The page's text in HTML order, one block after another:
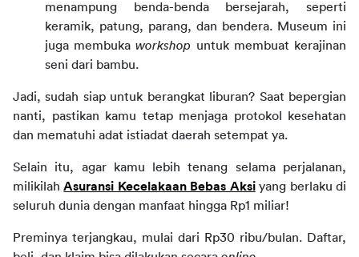
menampung benda-benda bersejarah, seperti
keramik, patung, parang, dan bendera. Museum ini
juga membuka workshop untuk membuat kerajinan
seni dari bambu.
Jadi, sudah siap untuk berangkat liburan? Saat bepergian
nanti, pastikan kamu tetap menjaga protokol kesehatan
dan mematuhi adat istiadat daerah setempat ya.
Selain itu, agar kamu lebih tenang selama perjalanan,
milikilah Asuransi Kecelakaan Bebas Aksi yang berlaku di
seluruh dunia dengan manfaat hingga Rp1 miliar!
Preminya terjangkau, mulai dari Rp30 ribu/bulan. Daftar,